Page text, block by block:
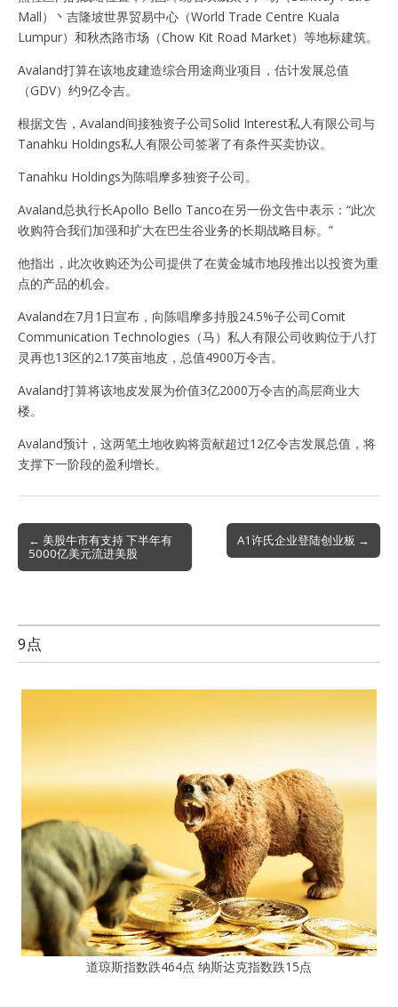
Mall）丶吉隆坡世界贸易中心（World Trade Centre Kuala
Lumpur）和秋杰路市场（Chow Kit Road Market）等地标建筑。
Avaland打算在该地皮建造综合用途商业项目，估计发展总值
（GDV）约9亿令吉。
根据文告，Avaland间接独资子公司Solid Interest私人有限公司与
Tanahku Holdings私人有限公司签署了有条件买卖协议。
Tanahku Holdings为陈唱摩多独资子公司。
Avaland总执行长Apollo Bello Tanco在另一份文告中表示：“此次
收购符合我们加强和扩大在巴生谷业务的长期战略目标。”
他指出，此次收购还为公司提供了在黄金城市地段推出以投资为重
点的产品的机会。
Avaland在7月1日宣布，向陈唱摩多持股24.5%子公司Comit
Communication Technologies（马）私人有限公司收购位于八打
灵再也13区的2.17英亩地皮，总值4900万令吉。
Avaland打算将该地皮发展为价值3亿2000万令吉的高层商业大
楼。
Avaland预计，这两笔土地收购将贡献超过12亿令吉发展总值，将
支撑下一阶段的盈利增长。
Post
navigation
← 美股牛市有支持 下半年有
5000亿美元流进美股
A1许氏企业登陆创业板 →
9点
道琼斯指数跌464点 纳斯达克指数跌15点